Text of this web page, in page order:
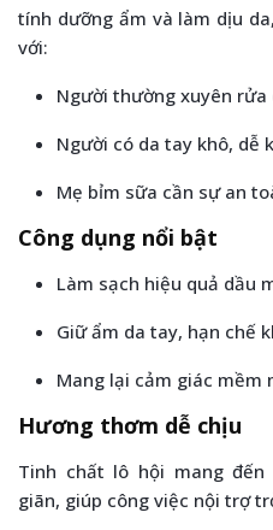
tính dưỡng ẩm và làm dịu
với:
Người thường xuyên rửa
Người có da tay khô, dễ
Mẹ bỉm sữa cần sự an
Công dụng nổi bật
Làm sạch hiệu quả dầu
Giữ ẩm da tay, hạn chế
Mang lại cảm giác mềm
Hương thơm dễ chịu
Tinh chất lô hội mang
giãn, giúp công việc nội trợ